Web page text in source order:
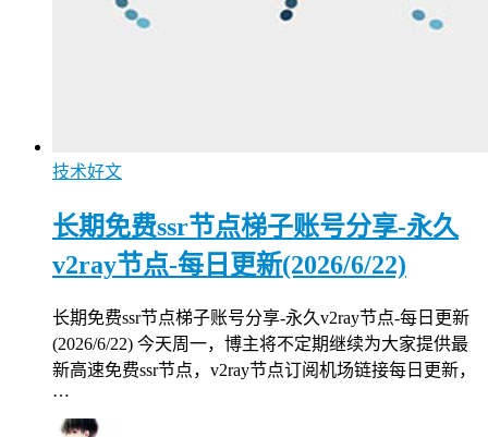
技术好文
长期免费ssr节点梯子账号分享-永久
v2ray节点-每日更新(2026/6/22)
长期免费ssr节点梯子账号分享-永久v2ray节点-每日更新
(2026/6/22) 今天周一，博主将不定期继续为大家提供最
新高速免费ssr节点，v2ray节点订阅机场链接每日更新，
…